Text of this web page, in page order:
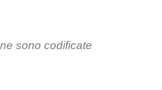
sono codificate